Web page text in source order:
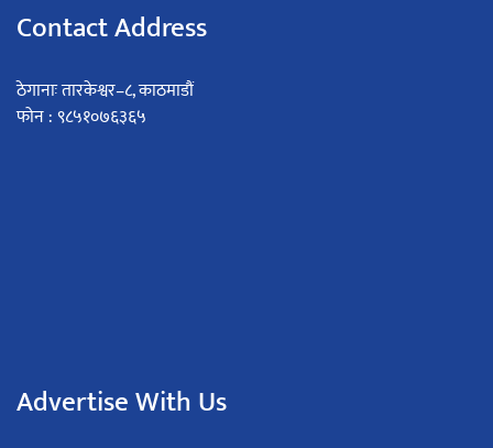
Contact Address
ठेगानाः तारकेश्वर–८, काठमाडौं
फोन : ९८५१०७६३६५
Advertise With Us